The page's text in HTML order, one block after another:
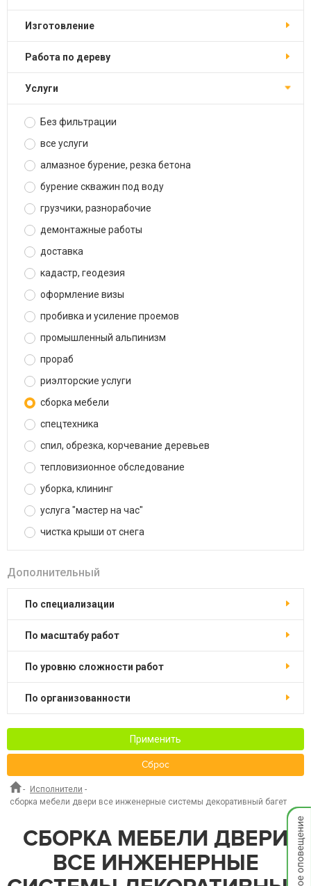
изготовление
работа по дереву
услуги
Без фильтрации
все услуги
алмазное бурение, резка бетона
бурение скважин под воду
грузчики, разнорабочие
демонтажные работы
доставка
кадастр, геодезия
оформление визы
пробивка и усиление проемов
промышленный альпинизм
прораб
риэлторские услуги
сборка мебели
спецтехника
спил, обрезка, корчевание деревьев
тепловизионное обследование
уборка, клининг
услуга "мастер на час"
чистка крыши от снега
Дополнительный
по специализации
по масштабу работ
по уровню сложности работ
по организованности
Применить
Сброс
- Исполнители -
сборка мебели двери все инженерные системы декоративный багет
СБОРКА МЕБЕЛИ ДВЕРИ
ВСЕ ИНЖЕНЕРНЫЕ